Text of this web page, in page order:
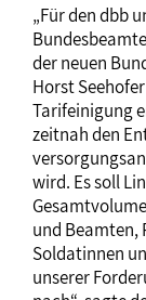
„Für den dbb
der neuen
Horst
Tarifeinigung
zeitnah den
wird. Es soll
und Beamten,
Soldatinnen
unserer